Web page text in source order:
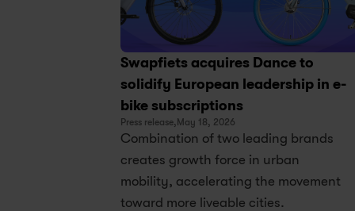
Swapfiets acquires Dance to
solidify European leadership in e-
bike subscriptions
Press release, May 18, 2026
Combination of two leading brands
creates growth force in urban
mobility, accelerating the movement
toward more liveable cities.